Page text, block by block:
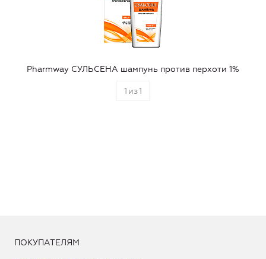
Pharmway СУЛЬСЕНА шампунь против перхоти 1%
1 из1
ПОКУПАТЕЛЯМ